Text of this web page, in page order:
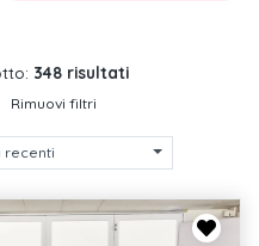
348 risultati
Rimuovi filtri
recenti